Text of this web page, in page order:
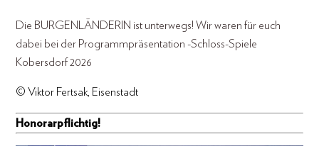
Die BURGENLÄNDERIN ist unterwegs! Wir waren für euch
dabei bei der Programmpräsentation -Schloss-Spiele
Kobersdorf 2026
© Viktor Fertsak, Eisenstadt
Honorarpflichtig!